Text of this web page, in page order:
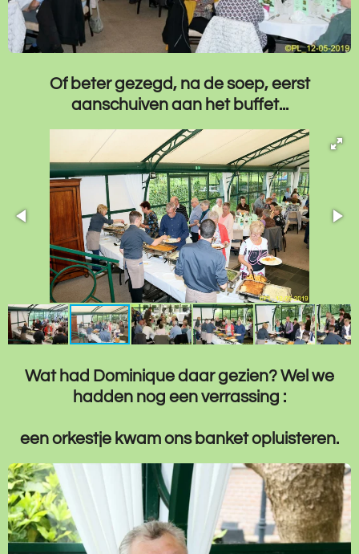
Of beter gezegd, na de soep, eerst
aanschuiven aan het buffet...
Wat had Dominique daar gezien? Wel we
hadden nog een verrassing :
een orkestje kwam ons banket opluisteren.